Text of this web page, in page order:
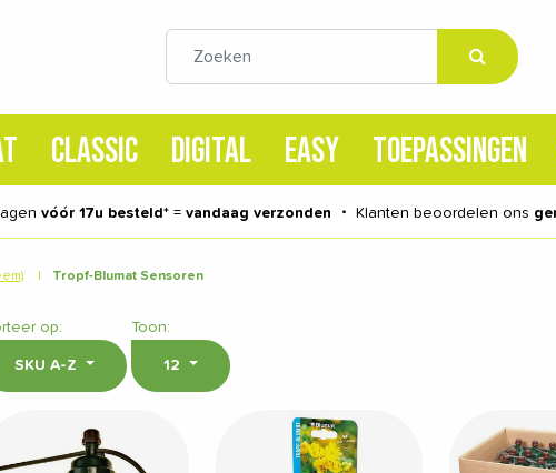
CLASSIC DIGITAL EASY TOEPASSINGEN
vóór 17u besteld* = vandaag verzonden ・ Klanten beoordelen ons
Tropf-Blumat Sensoren
op:
SKU A-Z
Toon:
12